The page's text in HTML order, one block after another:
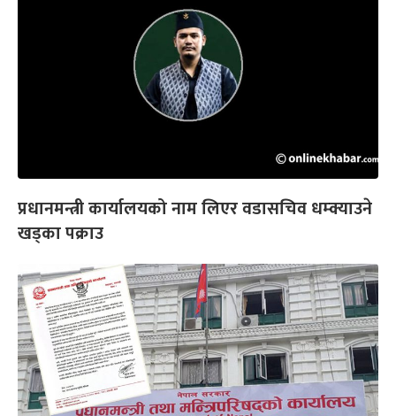
प्रधानमन्त्री कार्यालयको नाम लिएर वडासचिव धम्क्याउने
खड्का पक्राउ